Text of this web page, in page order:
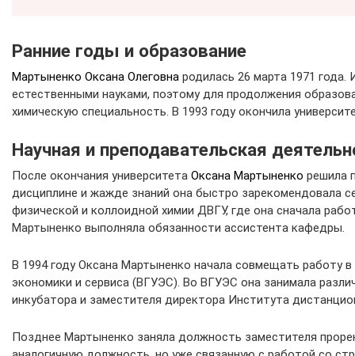
Ранние годы и образование
Мартыненко Оксана Олеговна родилась 26 марта 1971
естественными науками, поэтому для продолжения
химическую специальность. В 1993 году окончила
Научная и преподавательская
После окончания университета Оксана Мартыненко решила
дисциплине и жажде знаний она быстро зарекомендовала
физической и коллоидной химии ДВГУ, где она сначала
Мартыненко выполняла обязанности ассистента кафедры.
В 1994 году Оксана Мартыненко начала совмещать работу
экономики и сервиса (ВГУЭС). Во ВГУЭС она занимала
инкубатора и заместителя директора Института
Позднее Мартыненко заняла должность заместителя